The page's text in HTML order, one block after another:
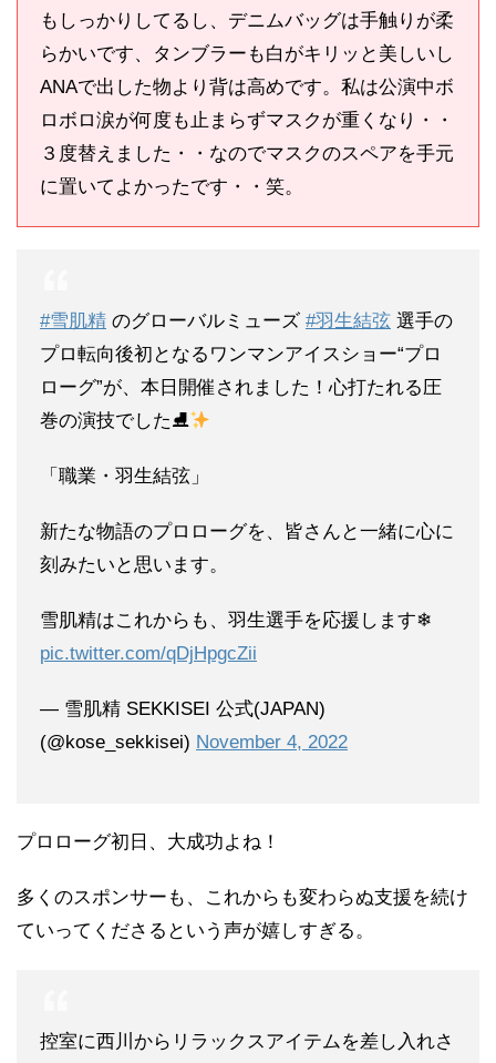
もしっかりしてるし、デニムバッグは手触りが柔
らかいです、タンブラーも白がキリッと美しいし
ANAで出した物より背は高めです。私は公演中ボ
ロボロ涙が何度も止まらずマスクが重くなり・・
３度替えました・・なのでマスクのスペアを手元
に置いてよかったです・・笑。
#雪肌精 のグローバルミューズ #羽生結弦 選手の
プロ転向後初となるワンマンアイスショー“プロ
ローグ”が、本日開催されました！心打たれる圧
巻の演技でした⛸
「職業・羽生結弦」
新たな物語のプロローグを、皆さんと一緒に心に
刻みたいと思います。
雪肌精はこれからも、羽生選手を応援します❄
pic.twitter.com/qDjHpgcZii
— 雪肌精 SEKKISEI 公式(JAPAN)
(@kose_sekkisei) November 4, 2022
プロローグ初日、大成功よね！
多くのスポンサーも、これからも変わらぬ支援を続け
ていってくださるという声が嬉しすぎる。
控室に西川からリラックスアイテムを差し入れさ